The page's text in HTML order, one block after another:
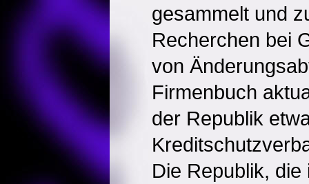
gesammelt und
Recherchen bei
von
Firmenbuch
der Republik
Die Republik,